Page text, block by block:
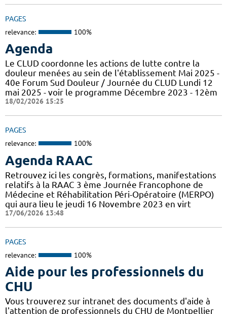
PAGES
relevance: 100%
Agenda
Le CLUD coordonne les actions de lutte contre la
douleur menées au sein de l'établissement Mai 2025 -
40e Forum Sud Douleur / Journée du CLUD Lundi 12
mai 2025 - voir le programme Décembre 2023 - 12èm
18/02/2026 15:25
PAGES
relevance: 100%
Agenda RAAC
Retrouvez ici les congrès, formations, manifestations
relatifs à la RAAC 3 ème Journée Francophone de
Médecine et Réhabilitation Péri-Opératoire (MERPO)
qui aura lieu le jeudi 16 Novembre 2023 en virt
17/06/2026 13:48
PAGES
relevance: 100%
Aide pour les professionnels du
CHU
Vous trouverez sur intranet des documents d'aide à
l'attention de professionnels du CHU de Montpellier